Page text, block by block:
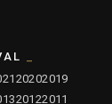
20202019
20122011